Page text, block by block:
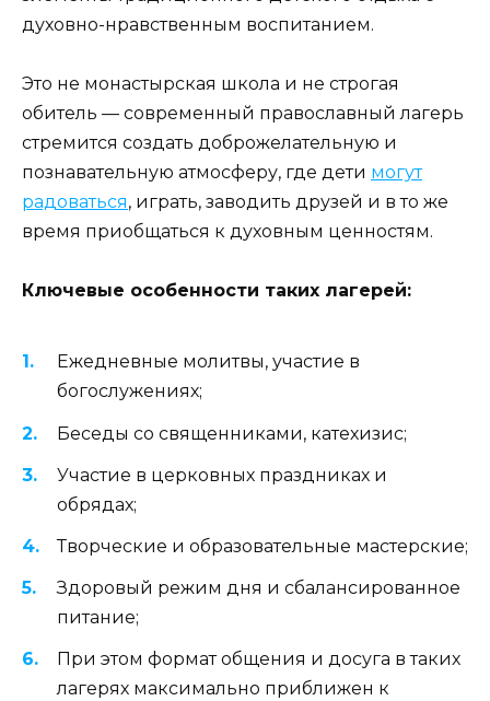
духовно-нравственным воспитанием.
Это не монастырская школа и не строгая
обитель — современный православный лагерь
стремится создать доброжелательную и
познавательную атмосферу, где дети могут
радоваться, играть, заводить друзей и в то же
время приобщаться к духовным ценностям.
Ключевые особенности таких лагерей:
Ежедневные молитвы, участие в
богослужениях;
Беседы со священниками, катехизис;
Участие в церковных праздниках и
обрядах;
Творческие и образовательные мастерские;
Здоровый режим дня и сбалансированное
питание;
При этом формат общения и досуга в таких
лагерях максимально приближен к